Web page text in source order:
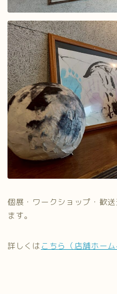
個展・ワークショップ・歓
ます。
詳しくは こちら（店舗ホーム